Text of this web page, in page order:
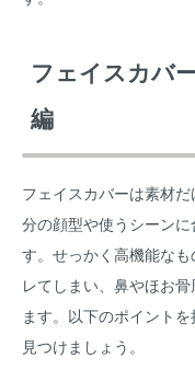
フェイスカバ
編
フェイスカバーは素材
分の顔型や使うシーン
す。せっかく高機能な
レてしまい、鼻やほお
ます。以下のポイント
見つけましょう。